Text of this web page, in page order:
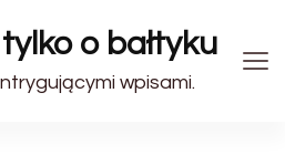
o bałtyku
wpisami.